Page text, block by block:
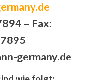
– Fax:
germany.de